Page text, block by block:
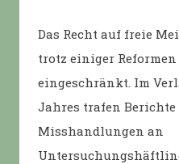
Das Recht auf freie
trotz einiger
eingeschränkt. Im
Jahres trafen
Misshandlungen an